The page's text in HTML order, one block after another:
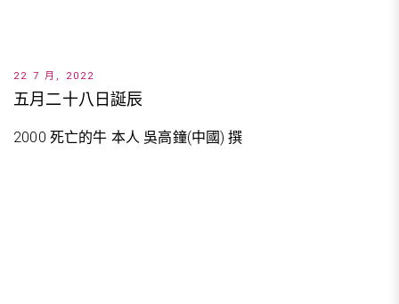
22 7 月, 2022
五月二十八日誕辰
2000 死亡的牛 本人 吳高鐘(中國) 撰